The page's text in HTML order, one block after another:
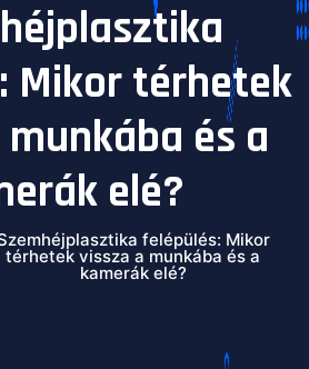
Mikor térhetek
és a
elé?
felépülés: Mikor
térhetek vissza a munkába és a
kamerák elé?